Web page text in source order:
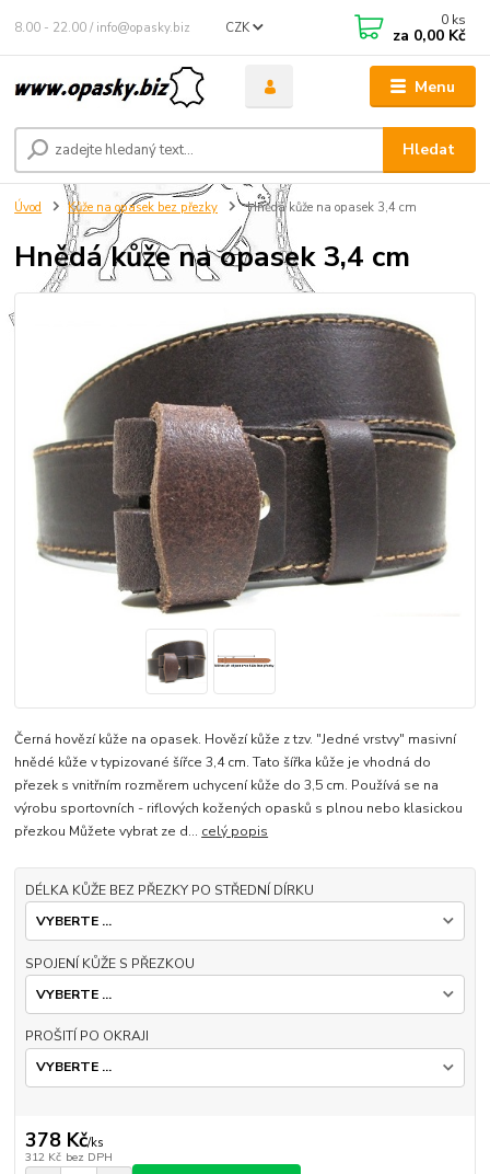
Menu
CZK
Hledat
8.00 - 22.00 / info@opasky.biz 0 ks
za 0,00 Kč
Úvod Kůže na opasek bez přezky Hnědá kůže na opasek 3,4 cm
Hnědá kůže na opasek 3,4 cm
Černá hovězí kůže na opasek. Hovězí kůže z tzv. "Jedné vrstvy" masivní
hnědé kůže v typizované šířce 3,4 cm. Tato šířka kůže je vhodná do
přezek s vnitřním rozměrem uchycení kůže do 3,5 cm. Používá se na
výrobu sportovních - riflových kožených opasků s plnou nebo klasickou
přezkou Můžete vybrat ze d... celý popis
DÉLKA KŮŽE BEZ PŘEZKY PO STŘEDNÍ DÍRKU
SPOJENÍ KŮŽE S PŘEZKOU
PROŠITÍ PO OKRAJI
378 Kč/ks
312 Kč bez DPH